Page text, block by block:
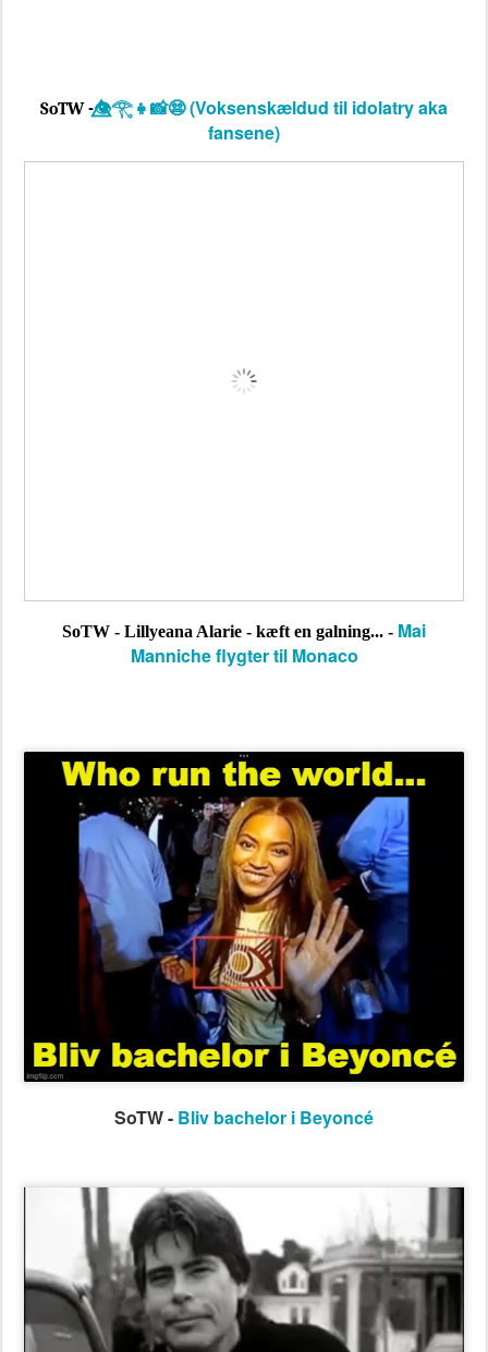
SoTW -👁️⃤𓂀👧📸😨 (Voksenskældud til idolatry aka
fansene)
SoTW - Lillyeana Alarie - kæft en galning... - Mai
Manniche flygter til Monaco
SoTW - Bliv bachelor i Beyoncé